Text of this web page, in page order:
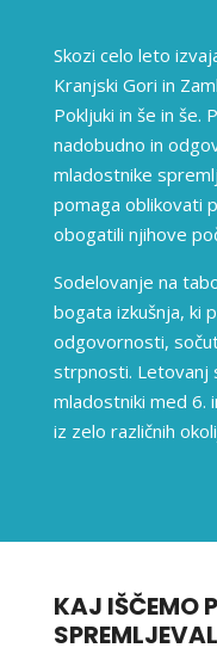
Skozi celo leto
Kranjski Gori in
Pokljuki in še in
nadobudno in
mladostnike
pomaga oblikovati
obogatili njihove
Sodelovanje na
bogata izkušnja, ki
odgovornosti,
strpnosti. Letovanj
mladostniki med 6.
iz zelo različnih
KAJ IŠČEMO